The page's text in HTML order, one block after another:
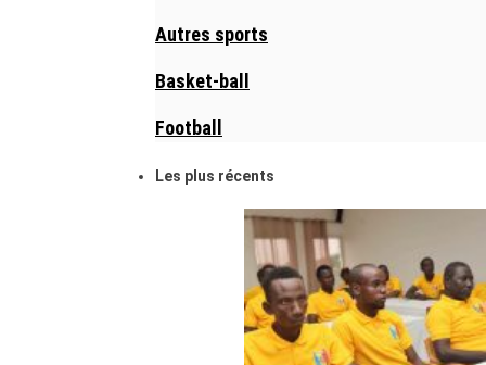
Autres sports
Basket-ball
Football
Les plus récents